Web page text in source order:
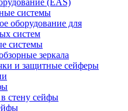
(EAS)
системы
оборудование для
систем
системы
зеркала
и защитные сейферы
стену сейфы